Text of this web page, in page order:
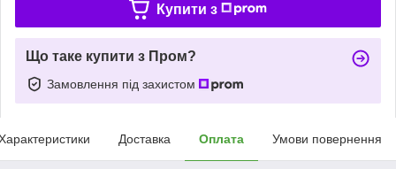
Купити з
Що таке купити з Пром?
Замовлення під захистом
Доставка Оплата Умови повернення